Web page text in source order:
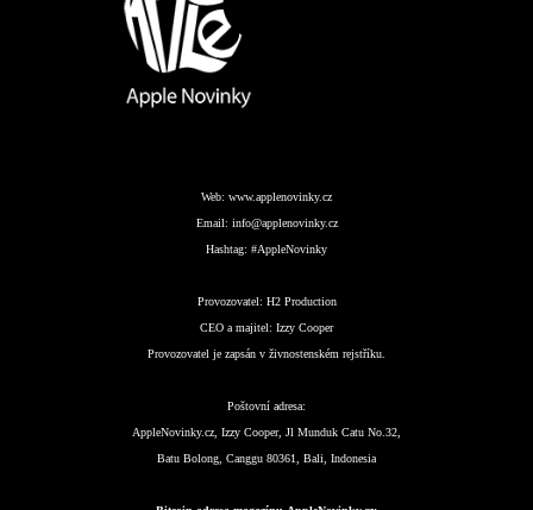
Web: www.applenovinky.cz
Email: info@applenovinky.cz
Hashtag: #AppleNovinky
Provozovatel: H2 Production
CEO a majitel: Izzy Cooper
Provozovatel je zapsán v živnostenském rejstříku.
Poštovní adresa:
AppleNovinky.cz, Izzy Cooper, Jl Munduk Catu No.32,
Batu Bolong, Canggu 80361, Bali, Indonesia